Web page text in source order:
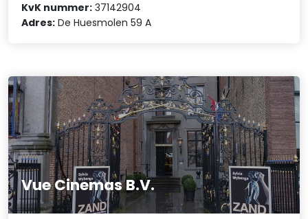
KvK nummer: 37142904
Adres: De Huesmolen 59 A
Vue Cinemas B.V.